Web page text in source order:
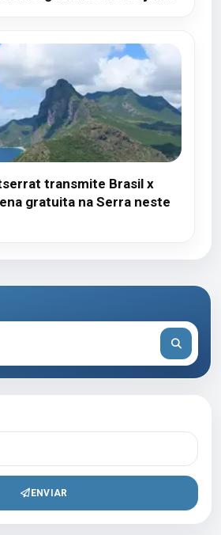
transmite Brasil x
gratuita na Serra neste
ENVIAR